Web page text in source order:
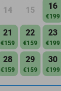
14 15 16
€199
21
€159
22
€159
23
€199
28
€159
29
€159
30
€199